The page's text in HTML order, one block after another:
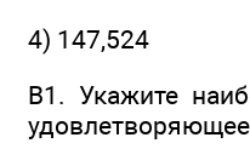
4) 147,524
В1. Укажите
удовлетворяющее